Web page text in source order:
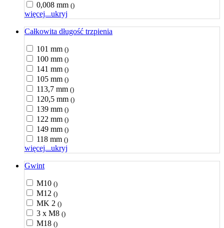
0,008 mm ()
więcej...ukryj
Całkowita długość trzpienia
101 mm ()
100 mm ()
141 mm ()
105 mm ()
113,7 mm ()
120,5 mm ()
139 mm ()
122 mm ()
149 mm ()
118 mm ()
więcej...ukryj
Gwint
M10 ()
M12 ()
MK 2 ()
3 x M8 ()
M18 ()